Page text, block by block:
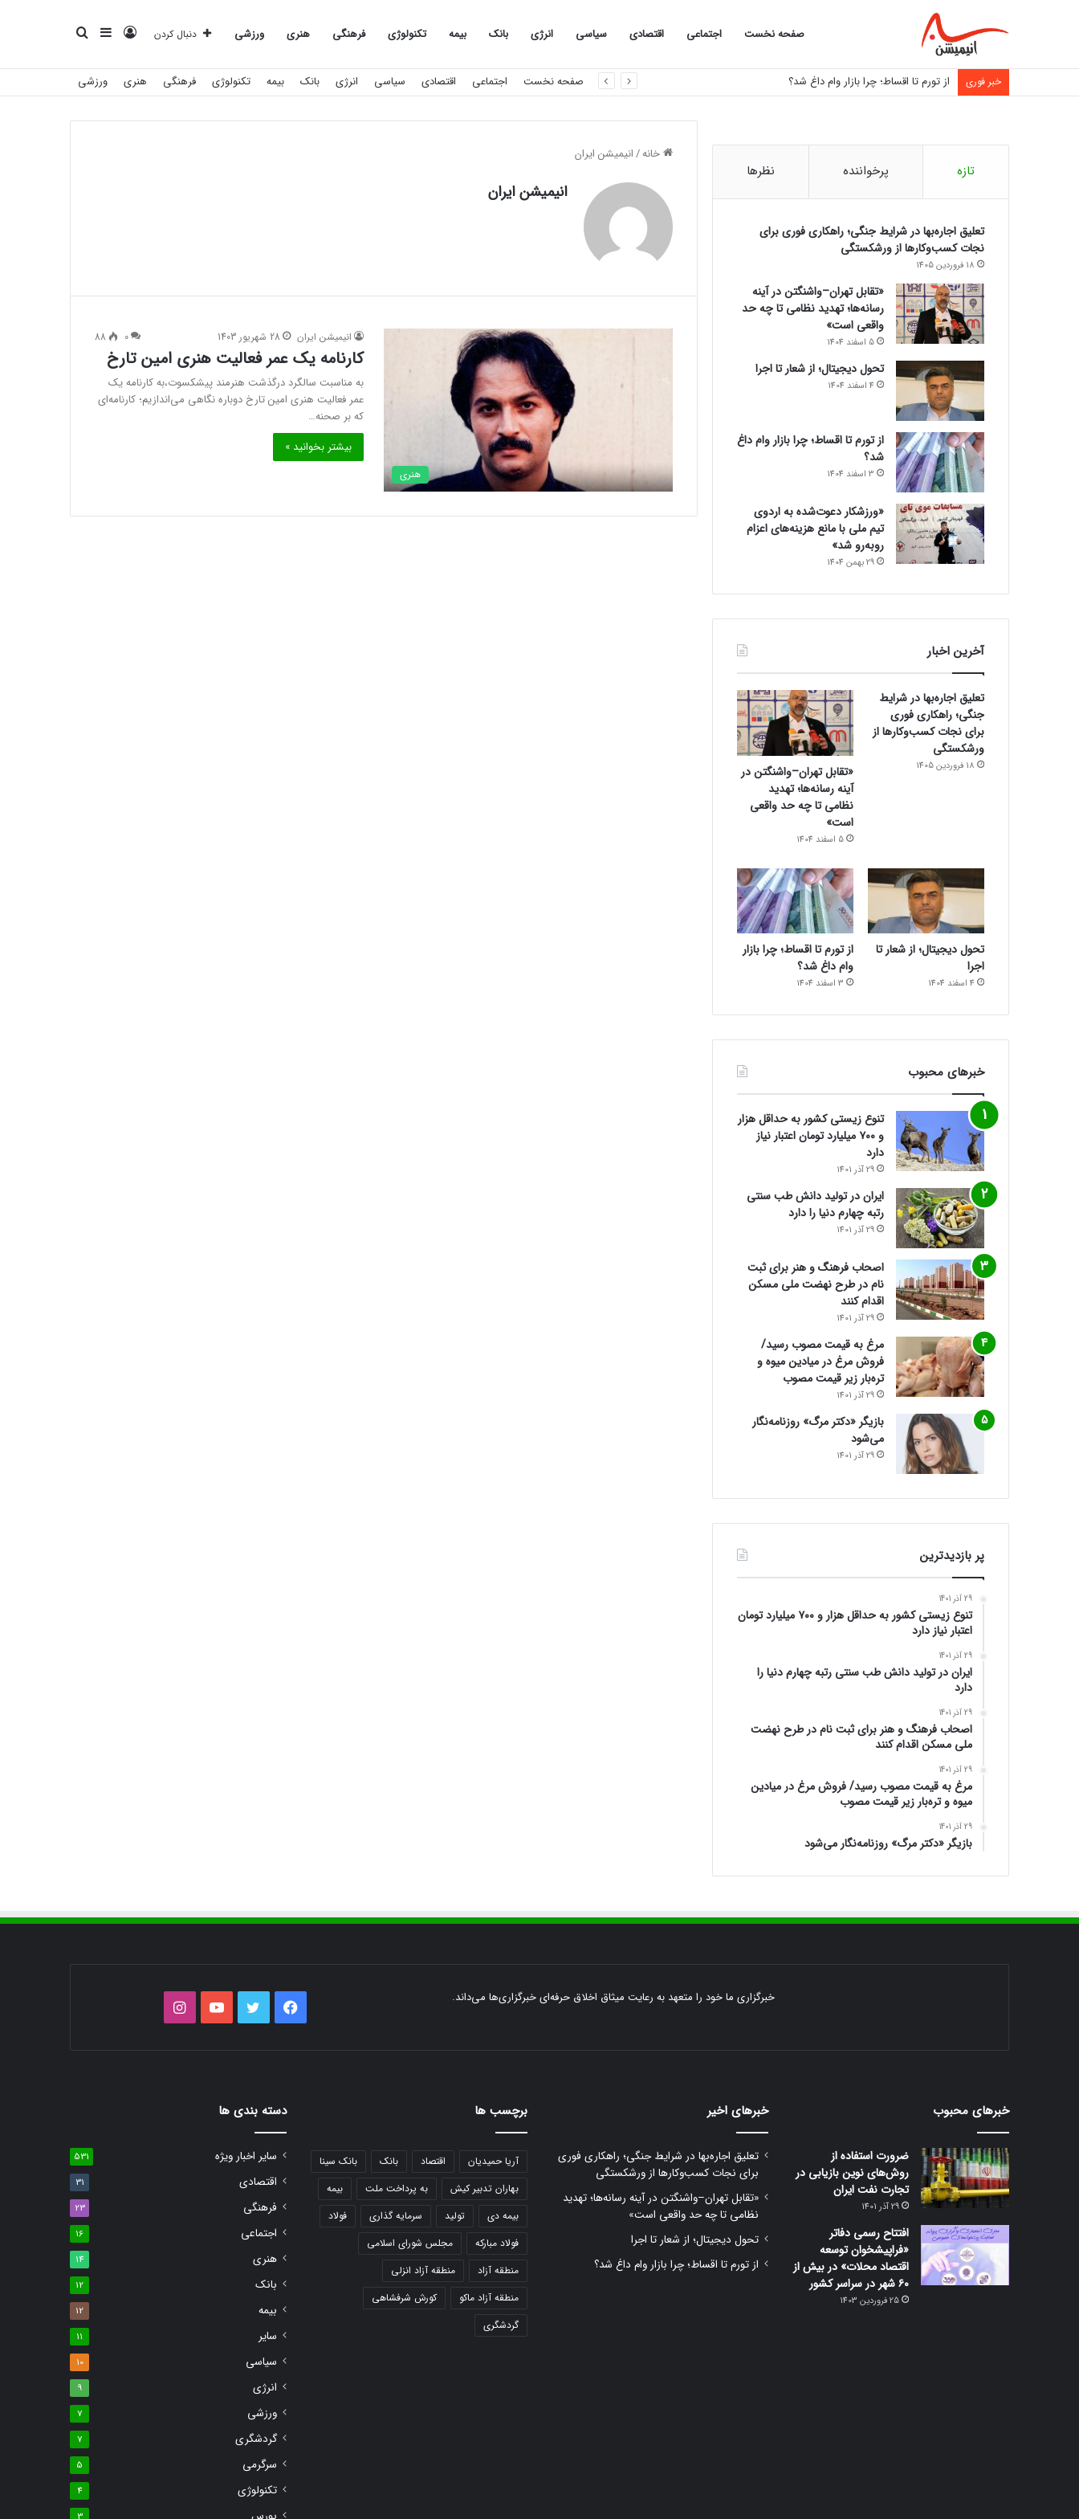
صفحه نخست اجتماعی اقتصادی سیاسی انرژی بانک بیمه تکنولوژی فرهنگی هنری ورزشی
برای
سایدبار ورود دنبال کردن
خبر فوری از تورم تا اقساط؛ چرا بازار وام داغ شد؟ صفحه نخست اجتماعی اقتصادی سیاسی انرژی بانک بیمه تکنولوژی فرهنگی هنری ورزشی
خانه/انیمیشن ایران
انیمیشن ایران
هنری
انیمیشن ایران 28 شهریور 1403 0
88
کارنامه یک عمر فعالیت هنری امین تارخ
به مناسبت سالگرد درگذشت هنرمند پیشکسوت،به کارنامه یک
عمر فعالیت هنری امین تارخ دوباره نگاهی می‌اندازیم؛ کارنامه‌ای
که بر صحنه…
بیشتر بخوانید »
تازه پرخواننده نظرها
تعلیق اجاره‌بها در شرایط جنگی؛ راهکاری فوری برای
نجات کسب‌وکارها از ورشکستگی
18 فروردین 1405
«تقابل تهران–واشنگتن در آینه
رسانه‌ها؛ تهدید نظامی تا چه حد
واقعی است»
5 اسفند 1404
تحول دیجیتال؛ از شعار تا اجرا
4 اسفند 1404
از تورم تا اقساط؛ چرا بازار وام داغ
شد؟
3 اسفند 1404
«ورزشکار دعوت‌شده به اردوی
تیم ملی با مانع هزینه‌های اعزام
روبه‌رو شد»
29 بهمن 1404
آخرین اخبار
تعلیق اجاره‌بها در شرایط
جنگی؛ راهکاری فوری
برای نجات کسب‌وکارها از
ورشکستگی
18 فروردین 1405
«تقابل تهران–واشنگتن در
آینه رسانه‌ها؛ تهدید
نظامی تا چه حد واقعی
است»
5 اسفند 1404
تحول دیجیتال؛ از شعار تا
اجرا
4 اسفند 1404
از تورم تا اقساط؛ چرا بازار
وام داغ شد؟
3 اسفند 1404
خبرهای محبوب
تنوع زیستی کشور به حداقل هزار
و ۷۰۰ میلیارد تومان اعتبار نیاز
دارد
29 آذر 1401
ایران در تولید دانش طب سنتی
رتبه چهارم دنیا را دارد
29 آذر 1401
اصحاب فرهنگ و هنر برای ثبت
نام در طرح نهضت ملی مسکن
اقدام کنند
29 آذر 1401
مرغ به قیمت مصوب رسید/
فروش مرغ در میادین میوه و
تره‌بار زیر قیمت مصوب
29 آذر 1401
بازیگر «دکتر مرگ» روزنامه‌نگار
می‌شود
29 آذر 1401
پر بازدیدترین
29 آذر 1401
تنوع زیستی کشور به حداقل هزار و ۷۰۰ میلیارد تومان
اعتبار نیاز دارد
29 آذر 1401
ایران در تولید دانش طب سنتی رتبه چهارم دنیا را
دارد
29 آذر 1401
اصحاب فرهنگ و هنر برای ثبت نام در طرح نهضت
ملی مسکن اقدام کنند
29 آذر 1401
مرغ به قیمت مصوب رسید/ فروش مرغ در میادین
میوه و تره‌بار زیر قیمت مصوب
29 آذر 1401
بازیگر «دکتر مرگ» روزنامه‌نگار می‌شود
خبرگزاری ما خود را متعهد به رعایت میثاق اخلاق حرفه‌ای خبرگزاری‌ها می‌داند.
فیس توییتر یوتیوباینستاگرام
خبرهای محبوب
ضرورت استفاده از
روش‌های نوین بازیابی در
تجارت نفت ایران
29 آذر 1401
افتتاح رسمی دفاتر
«فراپیشخوان توسعه
اقتصاد محلات» در بیش از
۶۰ شهر در سراسر کشور
25 فروردین 1403
خبرهای اخیر
تعلیق اجاره‌بها در شرایط جنگی؛ راهکاری فوری
برای نجات کسب‌وکارها از ورشکستگی
«تقابل تهران–واشنگتن در آینه رسانه‌ها؛ تهدید
نظامی تا چه حد واقعی است»
تحول دیجیتال؛ از شعار تا اجرا
از تورم تا اقساط؛ چرا بازار وام داغ شد؟
برچسب ها
آریا حمیدیان اقتصاد بانک
بانک سینا
بهاران تدبیر کیش
به پرداخت ملت
بیمه
بیمه دی
تولید سرمایه گذاری
فولاد
فولاد مبارکه
مجلس شورای اسلامی
منطقه آزاد
منطقه آزاد انزلی
منطقه آزاد ماکو
کورش شرفشاهی
گردشگری
دسته بندی ها
سایر اخبار ویژه 531
اقتصادی 31
فرهنگی 23
اجتماعی 16
هنری 14
بانک 12
بیمه 12
سایر 11
سیاسی 10
انرژی 9
ورزشی 7
گردشگری 7
سرگرمی 5
تکنولوژی 4